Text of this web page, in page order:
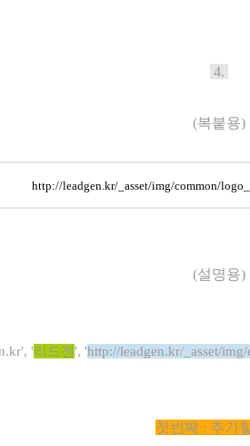
4.
(복붙용)
http://leadgen.kr/_asset/img/common/
(설명용)
', '리드젠 ', 'http://leadgen.kr/_asset/
첫번째 : 추가